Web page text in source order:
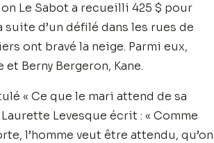
Le Sabot a recueilli 425 $ pour
d’un défilé dans les rues de
ont bravé la neige. Parmi eux,
Berny Bergeron, Kane.
« Ce que le mari attend de sa
Levesque écrit : « Comme
l’homme veut être attendu, qu’on